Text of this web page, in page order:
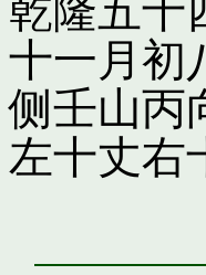
乾隆五十
十一月初
侧壬山丙
左十丈右